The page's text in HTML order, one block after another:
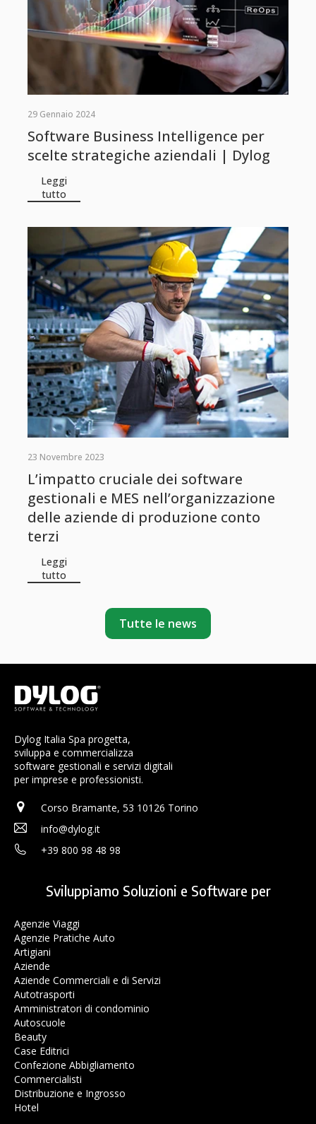
29 Gennaio 2024
Software Business Intelligence per
scelte strategiche aziendali | Dylog
Leggi
tutto
23 Novembre 2023
L’impatto cruciale dei software
gestionali e MES nell’organizzazione
delle aziende di produzione conto
terzi
Leggi
tutto
Tutte le news
Dylog Italia Spa progetta,
sviluppa e commercializza
software gestionali e servizi digitali
per imprese e professionisti.
Corso Bramante, 53 10126 Torino
info@dylog.it
+39 800 98 48 98
Sviluppiamo Soluzioni e Software per
Agenzie Viaggi
Agenzie Pratiche Auto
Artigiani
Aziende
Aziende Commerciali e di Servizi
Autotrasporti
Amministratori di condominio
Autoscuole
Beauty
Case Editrici
Confezione Abbigliamento
Commercialisti
Distribuzione e Ingrosso
Hotel